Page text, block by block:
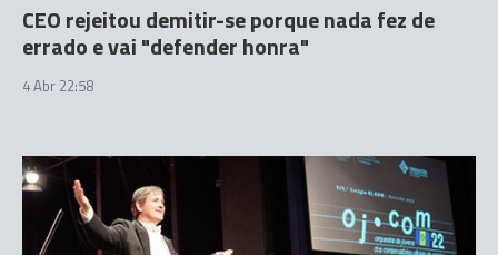
CEO rejeitou demitir-se porque nada fez de
errado e vai "defender honra"
4 Abr 22:58